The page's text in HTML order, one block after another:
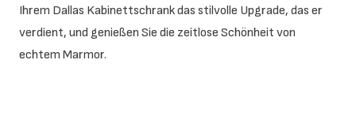
Ihrem Dallas Kabinettschrank das stilvolle Upgrade, das er
verdient, und genießen Sie die zeitlose Schönheit von
echtem Marmor.